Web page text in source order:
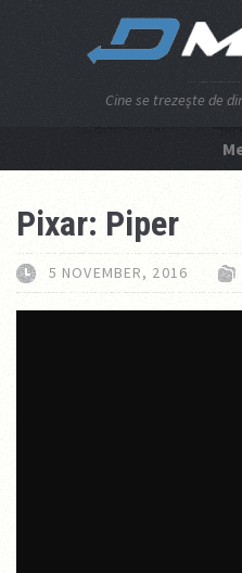
Cine se trezeşte de
Pixar: Piper
5 NOVEMBER, 2016